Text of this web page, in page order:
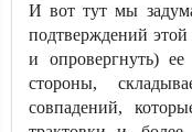
И вот тут мы
подтверждений этой
и опровергнуть)
стороны,
совпадений,